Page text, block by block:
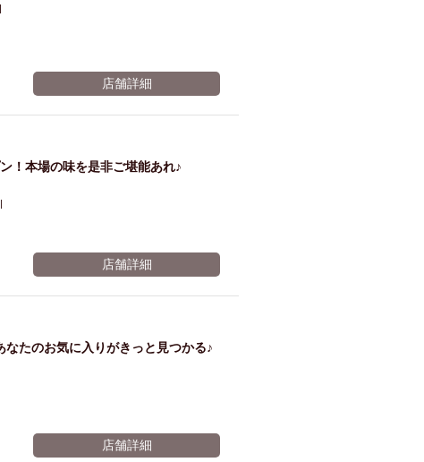
店舗詳細
！本場の味を是非ご堪能あれ♪
店舗詳細
たのお気に入りがきっと見つかる♪
店舗詳細